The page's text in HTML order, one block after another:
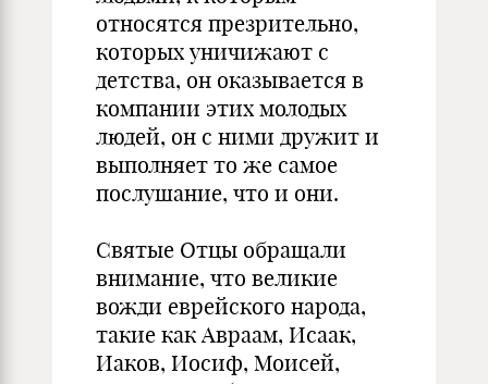
относятся презрительно,
которых уничижают с
детства, он оказывается в
компании этих молодых
людей, он с ними дружит и
выполняет то же самое
послушание, что и они.
Святые Отцы обращали
внимание, что великие
вожди еврейского народа,
такие как Авраам, Исаак,
Иаков, Иосиф, Моисей,